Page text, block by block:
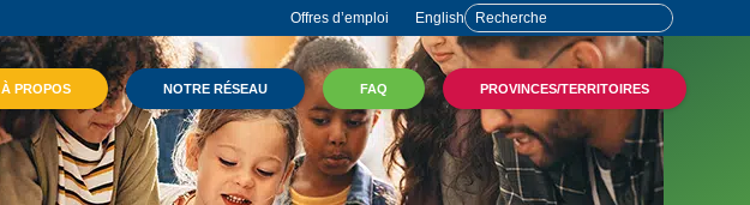
Offres d’emploi English
À PROPOS NOTRE RÉSEAU FAQ PROVINCES/TERRITOIRES